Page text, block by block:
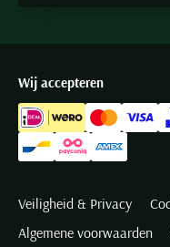
Wij accepteren
Veiligheid & Privacy
Algemene voorwaarden